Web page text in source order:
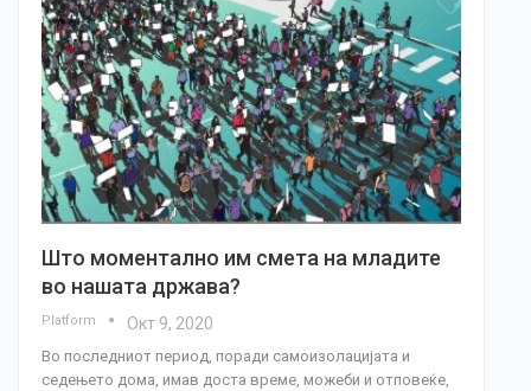
Што моментално им смета на младите
во нашата држава?
Platform Окт 9, 2020
Во последниот период, поради самоизолацијата и
седењето дома, имав доста време, можеби и отповеќе,